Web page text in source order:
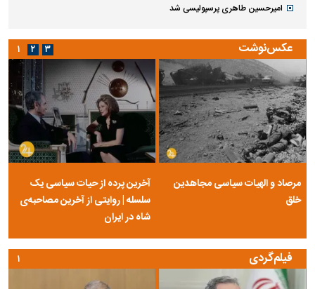
امیرحسین طاهری پرسپولیسی شد
عکس‌نوشت
مرصاد و الهیات سیاسی مجاهدین
خلق
آخرین پرده از حیات سیاسی یک
سلسله | روایتی از آخرین مصاحبه‌ی
شاه در ایران
۱ ۲ ۳
فیلم‌گردی ۱